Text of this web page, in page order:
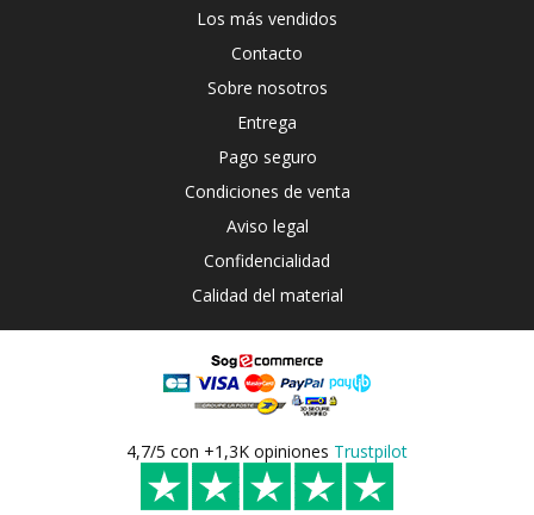
Los más vendidos
Contacto
Sobre nosotros
Entrega
Pago seguro
Condiciones de venta
Aviso legal
Confidencialidad
Calidad del material
4,7/5 con +1,3K opiniones Trustpilot